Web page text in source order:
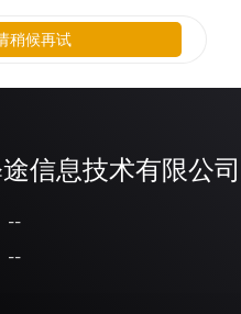
途信息技术有限公司
--
--
稍候再试